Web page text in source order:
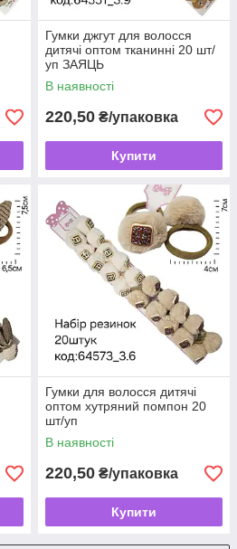
Гумки джгут для волосся
дитячі оптом тканинні 20 шт/
уп ЗАЯЦЬ
В наявності
220,50 ₴/упаковка
Купити
Гумки для волосся дитячі
оптом хутряний помпон 20
шт/уп
В наявності
220,50 ₴/упаковка
Купити